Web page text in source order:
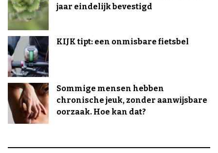
jaar eindelijk bevestigd
KIJK tipt: een onmisbare fietsbel
Sommige mensen hebben
chronische jeuk, zonder aanwijsbare
oorzaak. Hoe kan dat?